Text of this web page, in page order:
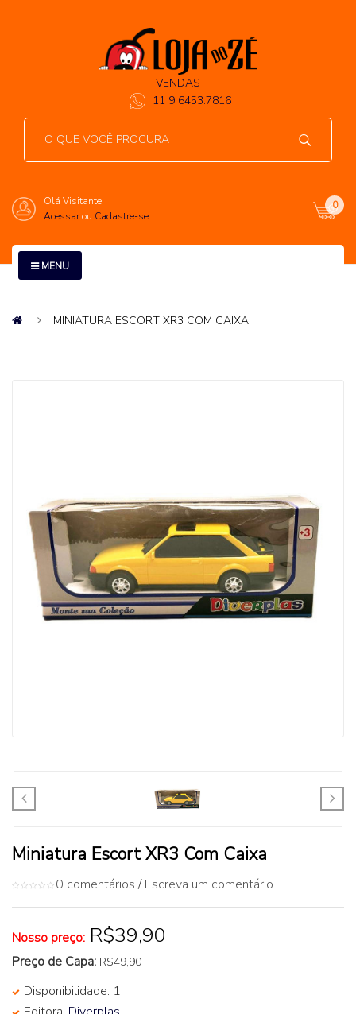
VENDAS
11 9 6453.7816
Olá Visitante,
Acessarou Cadastre-se
0
MENU
MINIATURA ESCORT XR3 COM CAIXA
Miniatura Escort XR3 Com Caixa
0 comentários/Escreva um comentário
Nosso preço: R$39,90
Preço de Capa: R$49,90
Disponibilidade: 1